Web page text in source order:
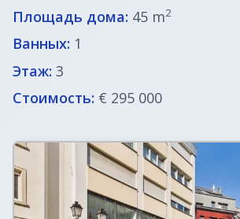
Площадь дома: 45 m2
Ванных: 1
Этаж: 3
Стоимость: € 295 000